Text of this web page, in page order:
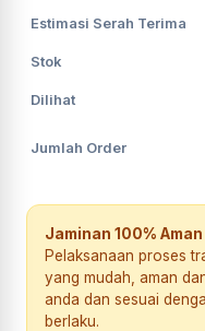
Estimasi Serah Terima
Stok
Dilihat
Jumlah Order
Jaminan 100% Aman
Pelaksanaan proses
yang mudah, aman
anda dan sesuai
berlaku.